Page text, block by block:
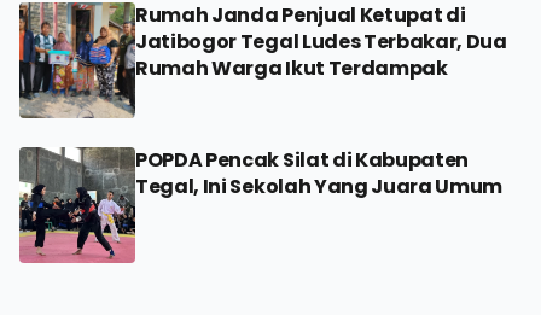
Rumah Janda Penjual Ketupat di
Jatibogor Tegal Ludes Terbakar, Dua
Rumah Warga Ikut Terdampak
POPDA Pencak Silat di Kabupaten
Tegal, Ini Sekolah Yang Juara Umum